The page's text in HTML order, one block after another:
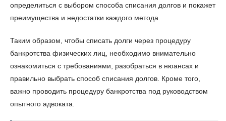
определиться с выбором способа списания долгов и покажет
преимущества и недостатки каждого метода.
Таким образом, чтобы списать долги через процедуру
банкротства физических лиц, необходимо внимательно
ознакомиться с требованиями, разобраться в нюансах и
правильно выбрать способ списания долгов. Кроме того,
важно проводить процедуру банкротства под руководством
опытного адвоката.